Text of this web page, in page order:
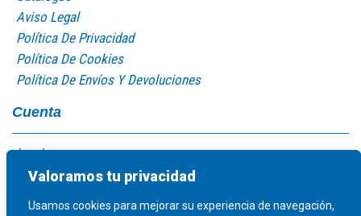
Valoramos tu privacidad
Usamos cookies para mejorar su experiencia de navegación,
Aviso Legal
Política De Privacidad
Política De Cookies
Política De Envíos Y Devoluciones
Cuenta
Log In
Mi Cuenta